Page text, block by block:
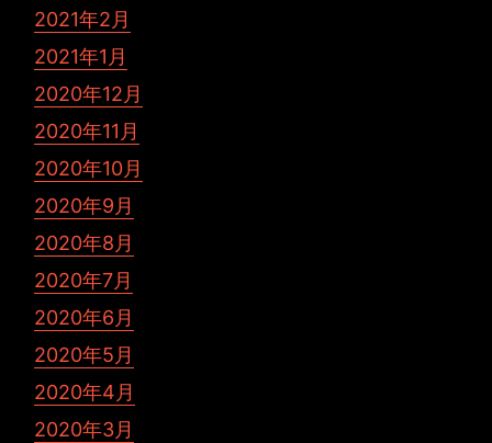
2021年2月
2021年1月
2020年12月
2020年11月
2020年10月
2020年9月
2020年8月
2020年7月
2020年6月
2020年5月
2020年4月
2020年3月